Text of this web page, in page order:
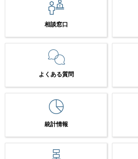
相談窓口
よくある質問
統計情報